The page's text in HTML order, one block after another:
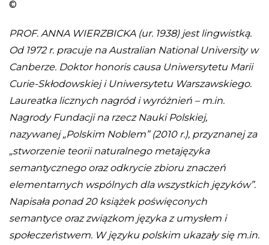
©
PROF. ANNA WIERZBICKA (ur. 1938) jest lingwistką.
Od 1972 r. pracuje na Australian National University w
Canberze. Doktor honoris causa Uniwersytetu Marii
Curie-Skłodowskiej i Uniwersytetu Warszawskiego.
Laureatka licznych nagród i wyróżnień – m.in.
Nagrody Fundacji na rzecz Nauki Polskiej,
nazywanej „Polskim Noblem” (2010 r.), przyznanej za
„stworzenie teorii naturalnego metajęzyka
semantycznego oraz odkrycie zbioru znaczeń
elementarnych wspólnych dla wszystkich języków”.
Napisała ponad 20 książek poświęconych
semantyce oraz związkom języka z umysłem i
społeczeństwem. W języku polskim ukazały się m.in.